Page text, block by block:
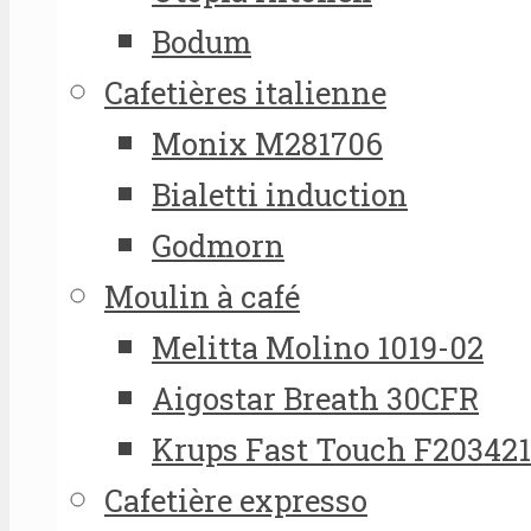
Bodum
Cafetières italienne
Monix M281706
Bialetti induction
Godmorn
Moulin à café
Melitta Molino 1019-02
Aigostar Breath 30CFR
Krups Fast Touch
Cafetière expresso